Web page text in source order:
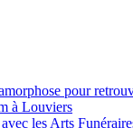
pour
à Louviers
les Arts